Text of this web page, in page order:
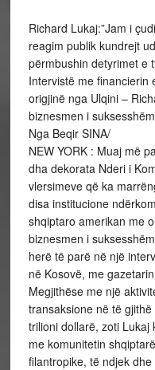
Richard Lukaj:”Jam i
reagim publik kundrejt
përmbushin detyrimet e
Intervistë me financierin
origjinë nga Ulqini –
biznesmen i
Nga Beqir SINA/
NEW YORK : Muaj më
dha dekorata Nderi i
vlersimeve që ka
disa institucione
shqiptaro amerikan me
biznesmen i
herë të parë në një
në Kosovë, me
Megjithëse me një
transaksione në të
trilioni dollarë, zoti
me komunitetin
filantropike, të ndjek